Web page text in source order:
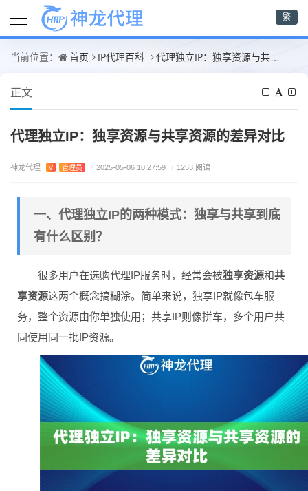
繁
当前位置： 首页 IP代理百科 代理独立IP：独享资源与共享资源的差异对比
正文
代理独立IP：独享资源与共享资源的差异对比
神龙代理 V 管理员 / 2025-05-06 10:27:59 / 1253 阅读
一、代理独立IP的两种模式：独享与共享到底
有什么区别？
很多用户在选购代理IP服务时，经常会被独享资源和共
享资源这两个概念搞糊涂。简单来说，独享IP就像包车服
务，整个资源由你单独使用；共享IP则像拼车，多个用户共
同使用同一批IP资源。